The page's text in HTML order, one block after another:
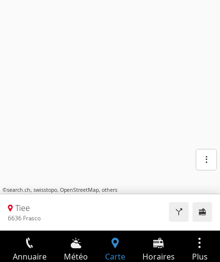
©search.ch, swisstopo, OpenStreetMap, others
Tiee
6636 Frasco
Annuaire Météo Carte Horaires Plus